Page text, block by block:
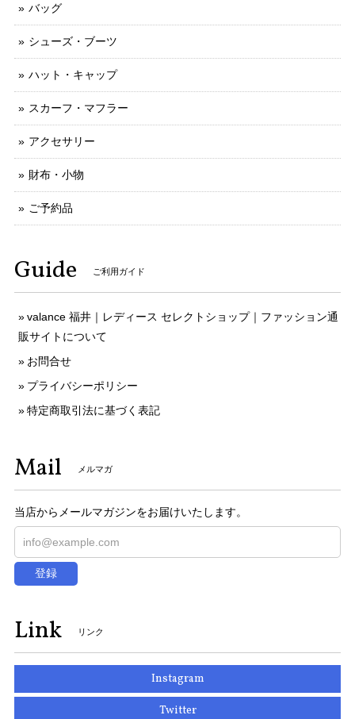
バッグ
シューズ・ブーツ
ハット・キャップ
スカーフ・マフラー
アクセサリー
財布・小物
ご予約品
Guide ご利用ガイド
valance 福井｜レディース セレクトショップ｜ファッション通
販サイトについて
お問合せ
プライバシーポリシー
特定商取引法に基づく表記
Mail メルマガ
当店からメールマガジンをお届けいたします。
登録
Link リンク
Instagram
Twitter